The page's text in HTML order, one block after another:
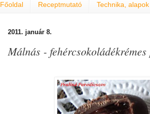
Főoldal Receptmutató Technika, alapok
2011. január 8.
Málnás -